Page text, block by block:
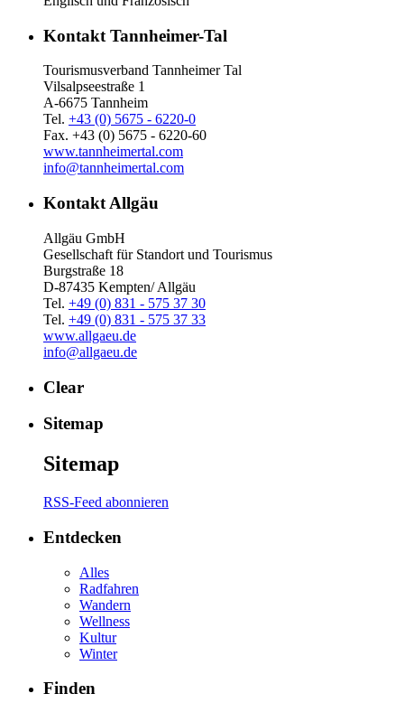
Kontakt Tannheimer-Tal
Tourismusverband Tannheimer Tal
Vilsalpseestraße 1
A-6675 Tannheim
Tel. +43 (0) 5675 - 6220-0
Fax. +43 (0) 5675 - 6220-60
www.tannheimertal.com
info@tannheimertal.com
Kontakt Allgäu
Allgäu GmbH
Gesellschaft für Standort und Tourismus
Burgstraße 18
D-87435 Kempten/ Allgäu
Tel. +49 (0) 831 - 575 37 30
Tel. +49 (0) 831 - 575 37 33
www.allgaeu.de
info@allgaeu.de
Clear
Sitemap
Sitemap
RSS-Feed abonnieren
Entdecken
Alles
Radfahren
Wandern
Wellness
Kultur
Winter
Finden